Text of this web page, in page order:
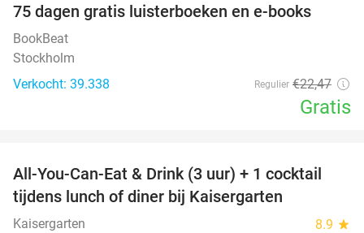
75 dagen gratis luisterboeken en e-books
BookBeat
Stockholm
Verkocht: 39.338
Regulier €22,47
Gratis
33%
All-You-Can-Eat & Drink (3 uur) + 1 cocktail
tijdens lunch of diner bij Kaisergarten
Kaisergarten 8.9 star